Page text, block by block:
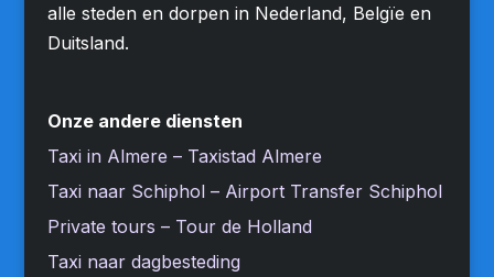
alle steden en dorpen in Nederland, Belgïe en
Duitsland.
Onze andere diensten
Taxi in Almere – Taxistad Almere
Taxi naar Schiphol – Airport Transfer Schiphol
Private tours – Tour de Holland
Taxi naar dagbesteding